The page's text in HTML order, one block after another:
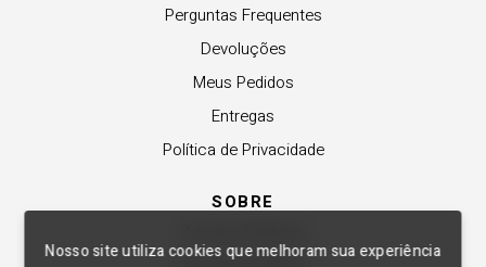
Nosso site utiliza cookies que melhoram sua experiência
Perguntas Frequentes
Devoluções
Meus Pedidos
Entregas
Política de Privacidade
SOBRE